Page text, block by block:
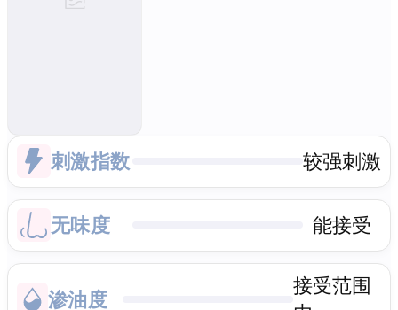
刺激指数 较强刺激
无味度 能接受
渗油度
接受范围